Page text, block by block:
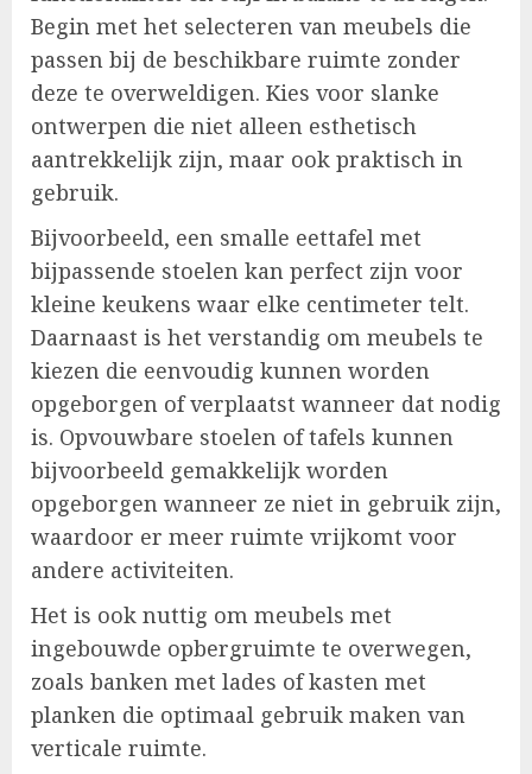
Begin met het selecteren van meubels die
passen bij de beschikbare ruimte zonder
deze te overweldigen. Kies voor slanke
ontwerpen die niet alleen esthetisch
aantrekkelijk zijn, maar ook praktisch in
gebruik.
Bijvoorbeeld, een smalle eettafel met
bijpassende stoelen kan perfect zijn voor
kleine keukens waar elke centimeter telt.
Daarnaast is het verstandig om meubels te
kiezen die eenvoudig kunnen worden
opgeborgen of verplaatst wanneer dat nodig
is. Opvouwbare stoelen of tafels kunnen
bijvoorbeeld gemakkelijk worden
opgeborgen wanneer ze niet in gebruik zijn,
waardoor er meer ruimte vrijkomt voor
andere activiteiten.
Het is ook nuttig om meubels met
ingebouwde opbergruimte te overwegen,
zoals banken met lades of kasten met
planken die optimaal gebruik maken van
verticale ruimte.